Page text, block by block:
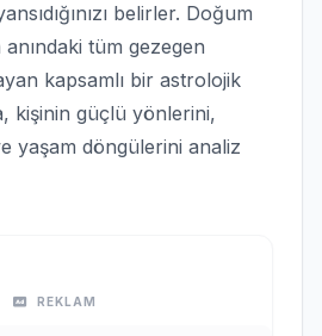
belirler. Doğum
tüm gezegen
kapsamlı bir astrolojik
kişinin güçlü yönlerini,
yaşam döngülerini analiz
REKLAM